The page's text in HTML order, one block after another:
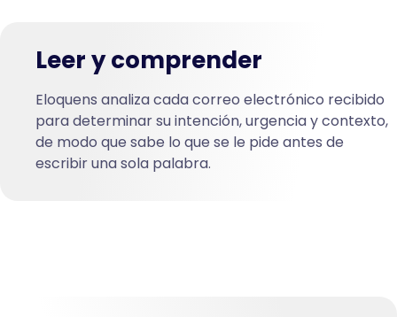
Leer y comprender
Eloquens analiza cada correo electrónico recibido
para determinar su intención, urgencia y contexto,
de modo que sabe lo que se le pide antes de
escribir una sola palabra.